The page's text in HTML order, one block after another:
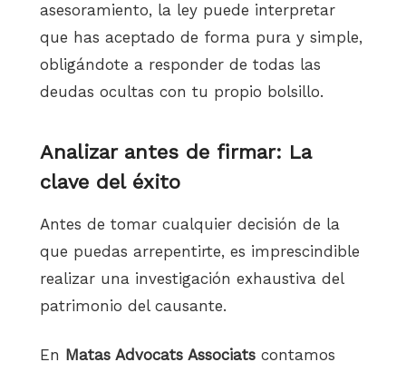
asesoramiento, la ley puede interpretar
que has aceptado de forma pura y simple,
obligándote a responder de todas las
deudas ocultas con tu propio bolsillo.
Analizar antes de firmar: La
clave del éxito
Antes de tomar cualquier decisión de la
que puedas arrepentirte, es imprescindible
realizar una investigación exhaustiva del
patrimonio del causante.
En Matas Advocats Associats contamos